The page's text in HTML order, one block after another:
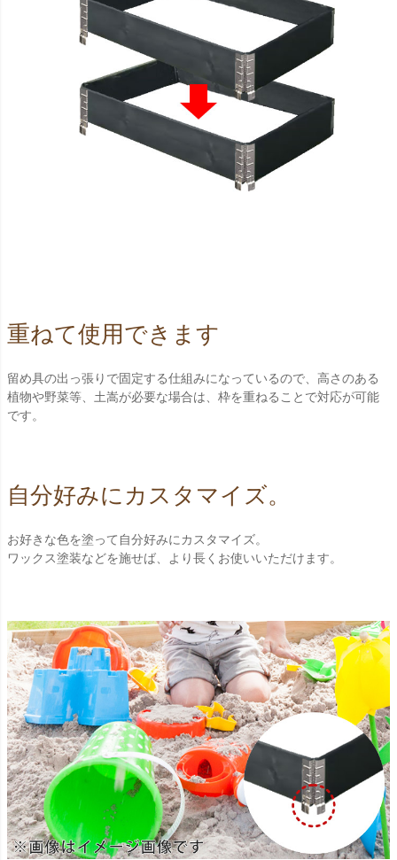
重ねて使用できます
留め具の出っ張りで固定する仕組みになっているので、高さのある
植物や野菜等、土嵩が必要な場合は、枠を重ねることで対応が可能
です。
自分好みにカスタマイズ。
お好きな色を塗って自分好みにカスタマイズ。
ワックス塗装などを施せば、より長くお使いいただけます。